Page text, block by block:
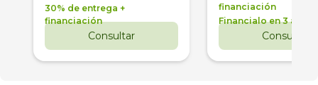
30% de entrega +
financiación
Consultar
financiación
Financialo en 3 años
Consultar